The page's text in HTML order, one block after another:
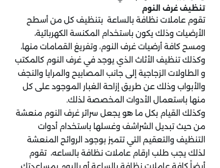
تنظيف غرف النوم
تقوم عاملات نظافة بالساعة بتنظيف كل من أسطح
الأرضيات وذلك يكون باستخدام المكنسة الكهربائية،
ومسح كافة أرضيات غرف النوم، وتفريغ القمامات منها،
وكذلك تنظيف الأثاث الذي يوجد في غرف النوم كالمكتب
و الطاولات الزجاجية إلى جانب المصابيح والمرايا والنجف
والأبواب وذلك عن طريق إزاحة الغبار الموجود على كل
منها باستعمال الأدوات المخصصة لذلك.
وكذلك القيام بكل ما هو يجعل سرائر غرف النوم منعشة
من حيث تبديل الشراشف وغسلها باستخدام أدوات
التنظيف والتعقيم التي تتميز بوجود الروائح المنعشة
لذلك يجب طلب ارقام عاملات نظافة بالساعه، تقوم
أيضاً كافة عاملات نظافة بالساعة أو باليوم بمساعدتك